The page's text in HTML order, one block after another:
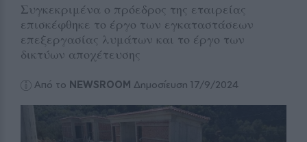
Συγκεκριμένα ο πρόεδρος της εταιρείας
επισκέφθηκε το έργο των εγκαταστάσεων
επεξεργασίας λυμάτων και το έργο των
δικτύων αποχέτευσης
Από το NEWSROOM Δημοσίευση 17/9/2024